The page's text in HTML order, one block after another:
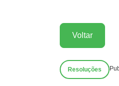
Voltar
Resoluções